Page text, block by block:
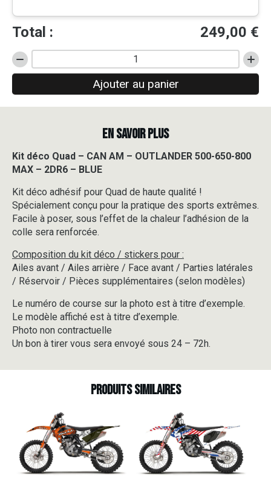
Total : 249,00 €
quantité
de
Quad
-
OUTLANDER
650-
800
MAX
-
2DR6
-
BLUE
Ajouter au panier
EN SAVOIR PLUS
Kit déco Quad – CAN AM – OUTLANDER 500-650-800
MAX – 2DR6 – BLUE
Kit déco adhésif pour Quad de haute qualité !
Spécialement conçu pour la pratique des sports extrêmes.
Facile à poser, sous l’effet de la chaleur l’adhésion de la
colle sera renforcée.
Composition du kit déco / stickers pour :
Ailes avant / Ailes arrière / Face avant / Parties latérales
/ Réservoir / Pièces supplémentaires (selon modèles)
Le numéro de course sur la photo est à titre d’exemple.
Le modèle affiché est à titre d’exemple.
Photo non contractuelle
Un bon à tirer vous sera envoyé sous 24 – 72h.
Produits similaires